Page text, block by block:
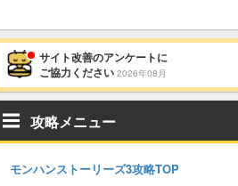
サイト改善のアンケートに
ご協力ください 2026年08月
攻略メニュー
モンハンストーリーズ3攻略TOP